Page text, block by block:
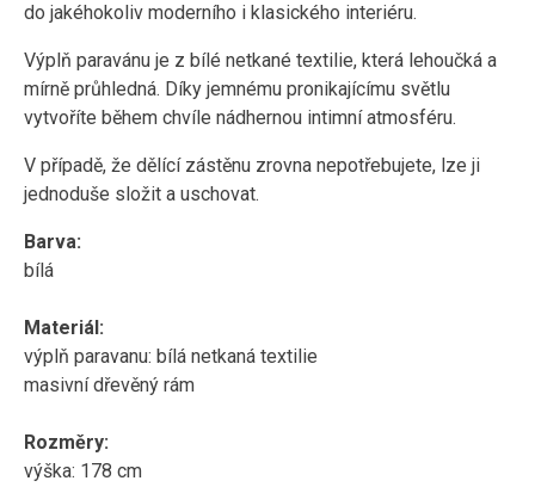
do jakéhokoliv moderního i klasického interiéru.
Výplň paravánu je z bílé netkané textilie, která lehoučká a
mírně průhledná. Díky jemnému pronikajícímu světlu
vytvoříte během chvíle nádhernou intimní atmosféru.
V případě, že dělící zástěnu zrovna nepotřebujete, lze ji
jednoduše složit a uschovat.
Barva:
bílá
Materiál:
výplň paravanu: bílá netkaná textilie
masivní dřevěný rám
Rozměry:
výška: 178 cm